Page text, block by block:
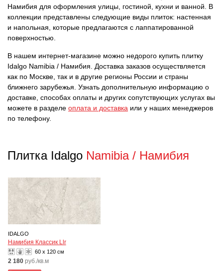
Намибия для оформления улицы, гостиной, кухни и ванной. В
коллекции представлены следующие виды плиток: настенная
и напольная, которые предлагаются с лаппатированной
поверхностью.
В нашем интернет-магазине можно недорого купить плитку
Idalgo Namibia / Намибия. Доставка заказов осуществляется
как по Москве, так и в другие регионы России и страны
ближнего зарубежья. Узнать дополнительную информацию о
доставке, способах оплаты и других сопутствующих услугах вы
можете в разделе оплата и доставка или у наших менеджеров
по телефону.
Плитка Idalgo Namibia / Намибия
IDALGO
Намибия Классик Llr
60 x 120 см
2 180 руб./кв.м